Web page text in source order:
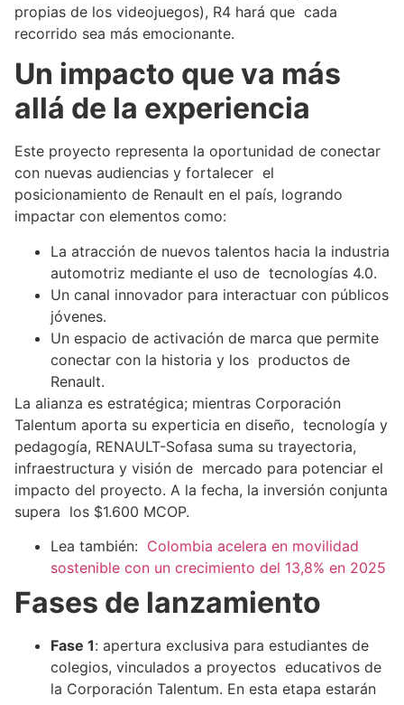
propias de los videojuegos), R4 hará que cada
recorrido sea más emocionante.
Un impacto que va más
allá de la experiencia
Este proyecto representa la oportunidad de conectar
con nuevas audiencias y fortalecer el
posicionamiento de Renault en el país, logrando
impactar con elementos como:
La atracción de nuevos talentos hacia la industria
automotriz mediante el uso de tecnologías 4.0.
Un canal innovador para interactuar con públicos
jóvenes.
Un espacio de activación de marca que permite
conectar con la historia y los productos de
Renault.
La alianza es estratégica; mientras Corporación
Talentum aporta su experticia en diseño, tecnología y
pedagogía, RENAULT-Sofasa suma su trayectoria,
infraestructura y visión de mercado para potenciar el
impacto del proyecto. A la fecha, la inversión conjunta
supera los $1.600 MCOP.
Lea también: Colombia acelera en movilidad
sostenible con un crecimiento del 13,8% en 2025
Fases de lanzamiento
Fase 1: apertura exclusiva para estudiantes de
colegios, vinculados a proyectos educativos de
la Corporación Talentum. En esta etapa estarán